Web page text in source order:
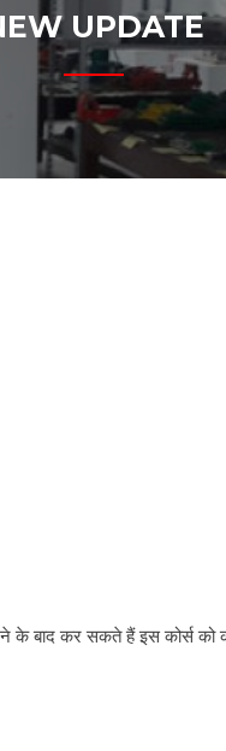
UPDATE
के बाद कर सकते हैं इस कोर्स